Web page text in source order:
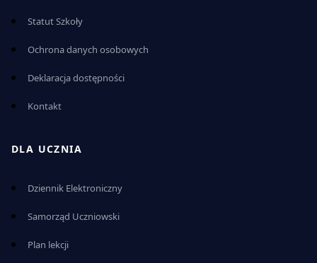
Statut Szkoły
Ochrona danych osobowych
Deklaracja dostępności
Kontakt
DLA UCZNIA
Dziennik Elektroniczny
Samorząd Uczniowski
Plan lekcji